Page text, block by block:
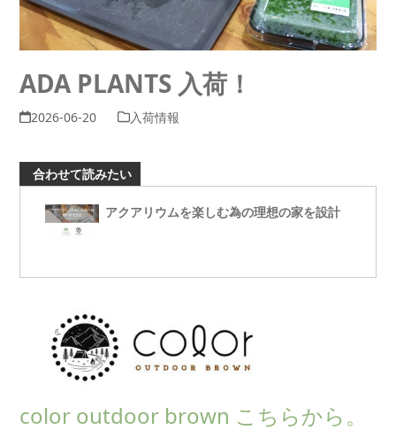
ADA PLANTS 入荷！
2026-06-20 入荷情報
合わせて読みたい
アクアリウムを楽しむ為の理想の家を設計
color outdoor brown こちらから。